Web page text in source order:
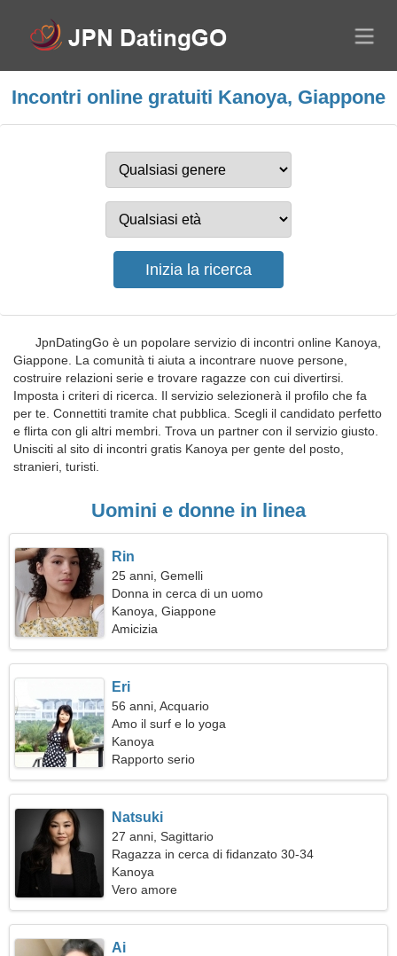
Incontri online gratuiti Kanoya, Giappone
JpnDatingGo è un popolare servizio di incontri online Kanoya,
Giappone. La comunità ti aiuta a incontrare nuove persone,
costruire relazioni serie e trovare ragazze con cui divertirsi.
Imposta i criteri di ricerca. Il servizio selezionerà il profilo che fa
per te. Connettiti tramite chat pubblica. Scegli il candidato perfetto
e flirta con gli altri membri. Trova un partner con il servizio giusto.
Unisciti al sito di incontri gratis Kanoya per gente del posto,
stranieri, turisti.
Uomini e donne in linea
Rin
25 anni, Gemelli
Donna in cerca di un uomo
Kanoya, Giappone
Amicizia
Eri
56 anni, Acquario
Amo il surf e lo yoga
Kanoya
Rapporto serio
Natsuki
27 anni, Sagittario
Ragazza in cerca di fidanzato 30-34
Kanoya
Vero amore
Ai